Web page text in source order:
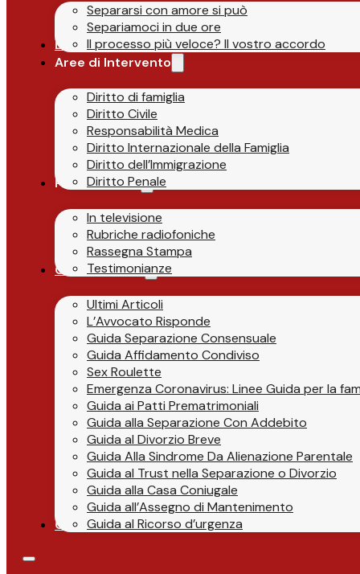
Separarsi con amore si può
Separiamoci in due ore
Il processo più veloce? Il vostro accordo
Lo Studio
Aree di Intervento
Diritto di famiglia
Diritto Civile
Responsabilità Medica
Diritto Internazionale della Famiglia
Diritto dell’Immigrazione
Diritto Penale
Parlano di Noi
In televisione
Rubriche radiofoniche
Rassegna Stampa
Testimonianze
Guide & News
Ultimi Articoli
L’Avvocato Risponde
Guida Separazione Consensuale
Guida Affidamento Condiviso
Sex Roulette
Emergenza Coronavirus: Linee Guida per la
Guida ai Patti Prematrimoniali
Guida alla Separazione Con Addebito
Guida al Divorzio Breve
Guida Alla Sindrome Da Alienazione Parentale
Guida al Trust nella Separazione o Divorzio
Guida alla Casa Coniugale
Guida all’Assegno di Mantenimento
Guida al Ricorso d’urgenza
Contatti